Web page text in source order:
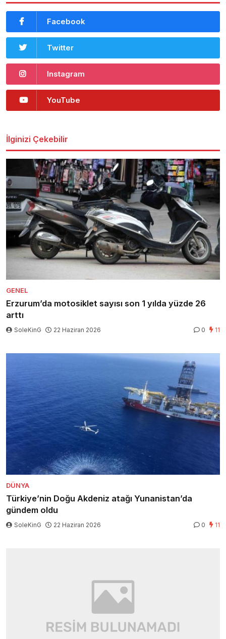
Facebook
Twitter
Instagram
YouTube
İlginizi Çekebilir
GENEL
Erzurum’da motosiklet sayısı son 1 yılda yüzde 26
arttı
SoleKinG 22 Haziran 2026 0 11
DÜNYA
Türkiye’nin Doğu Akdeniz atağı Yunanistan’da
gündem oldu
SoleKinG 22 Haziran 2026 0 11